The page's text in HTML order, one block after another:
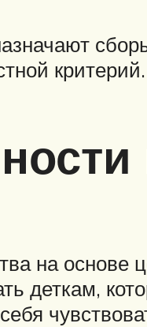
критерий.
на
деткам,